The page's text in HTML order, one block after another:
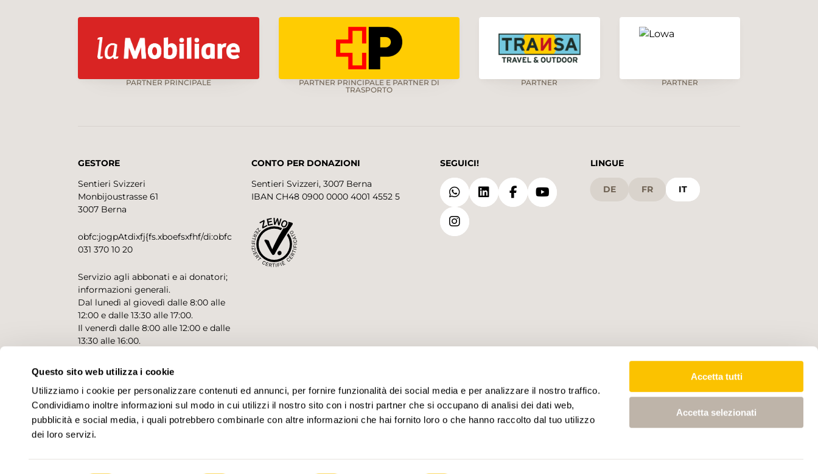
Questo sito web utilizza i cookie
Utilizziamo i cookie per personalizzare contenuti ed annunci, per fornire funzionalità dei social media e per analizzare il nostro traffico.
Condividiamo inoltre informazioni sul modo in cui utilizzi il nostro sito con i nostri partner che si occupano di analisi dei dati web,
pubblicità e social media, i quali potrebbero combinarle con altre informazioni che hai fornito loro o che hanno raccolto dal tuo utilizzo
dei loro servizi.
Accetta tutti
Accetta selezionati
PARTNER PRINCIPALE
PARTNER PRINCIPALE E PARTNER DI
TRASPORTO
PARTNER PARTNER
GESTORE
Sentieri Svizzeri
Monbijoustrasse 61
3007 Berna
obfc:jogpAtdixfj{fs.xboefsxfhf/di:obfc
031 370 10 20
Servizio agli abbonati e ai donatori;
informazioni generali.
Dal lunedì al giovedì dalle 8:00 alle
12:00 e dalle 13:30 alle 17:00.
Il venerdì dalle 8:00 alle 12:00 e dalle
13:30 alle 16:00.
CONTATTO PER RICHIESTE
CONTO PER DONAZIONI
Sentieri Svizzeri, 3007 Berna
IBAN CH48 0900 0000 4001 4552 5
SEGUICI! LINGUE
DE FR IT